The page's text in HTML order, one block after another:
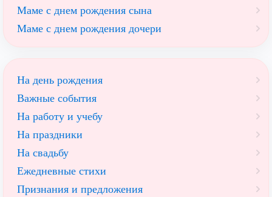
Маме с днем рождения сына
Маме с днем рождения дочери
На день рождения
Важные события
На работу и учебу
На праздники
На свадьбу
Ежедневные стихи
Признания и предложения